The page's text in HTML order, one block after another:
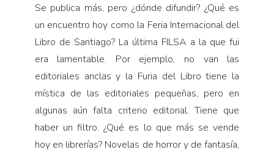
Se publica más, pero ¿dónde difundir? ¿Qué es
un encuentro hoy como la Feria Internacional del
Libro de Santiago? La última FILSA a la que fui
era lamentable. Por ejemplo, no van las
editoriales anclas y la Furia del Libro tiene la
mística de las editoriales pequeñas, pero en
algunas aún falta criterio editorial. Tiene que
haber un filtro. ¿Qué es lo que más se vende
hoy en librerías? Novelas de horror y de fantasía,